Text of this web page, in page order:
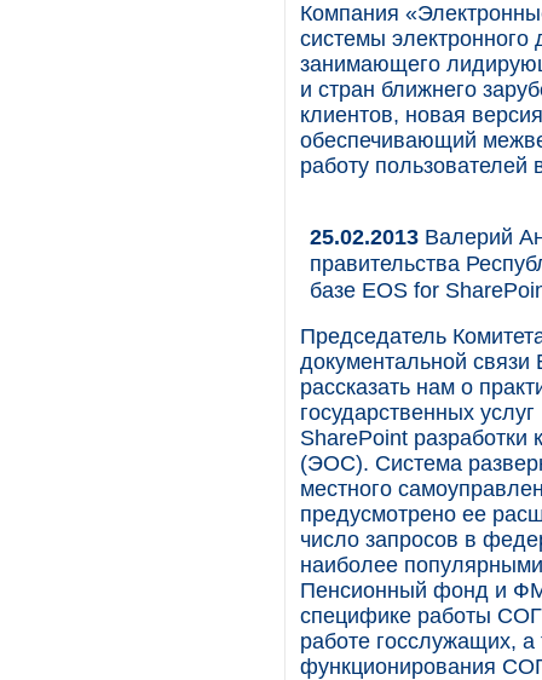
Компания
системы
занимающего
и стран ближнего
клиентов, новая
обеспечивающий
работу
25.02.2013 Валерий
правительства
базе EOS for
Председатель
документальной
рассказать нам о
государственных
SharePoint
(ЭОС). Система
местного
предусмотрено ее
число запросов в
наиболее
Пенсионный фонд и
специфике работы
работе госслужащих, а
функционирования